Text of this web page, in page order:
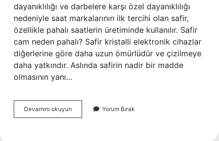
dayanıklılığı ve darbelere karşı özel dayanıklılığı
nedeniyle saat markalarının ilk tercihi olan safir,
özellikle pahalı saatlerin üretiminde kullanılır. Safir
cam neden pahalı? Safir kristalli elektronik cihazlar
diğerlerine göre daha uzun ömürlüdür ve çizilmeye
daha yatkındır. Aslında safirin nadir bir madde
olmasının yanı…
Devamını okuyun
Cam
Yorum Bırak